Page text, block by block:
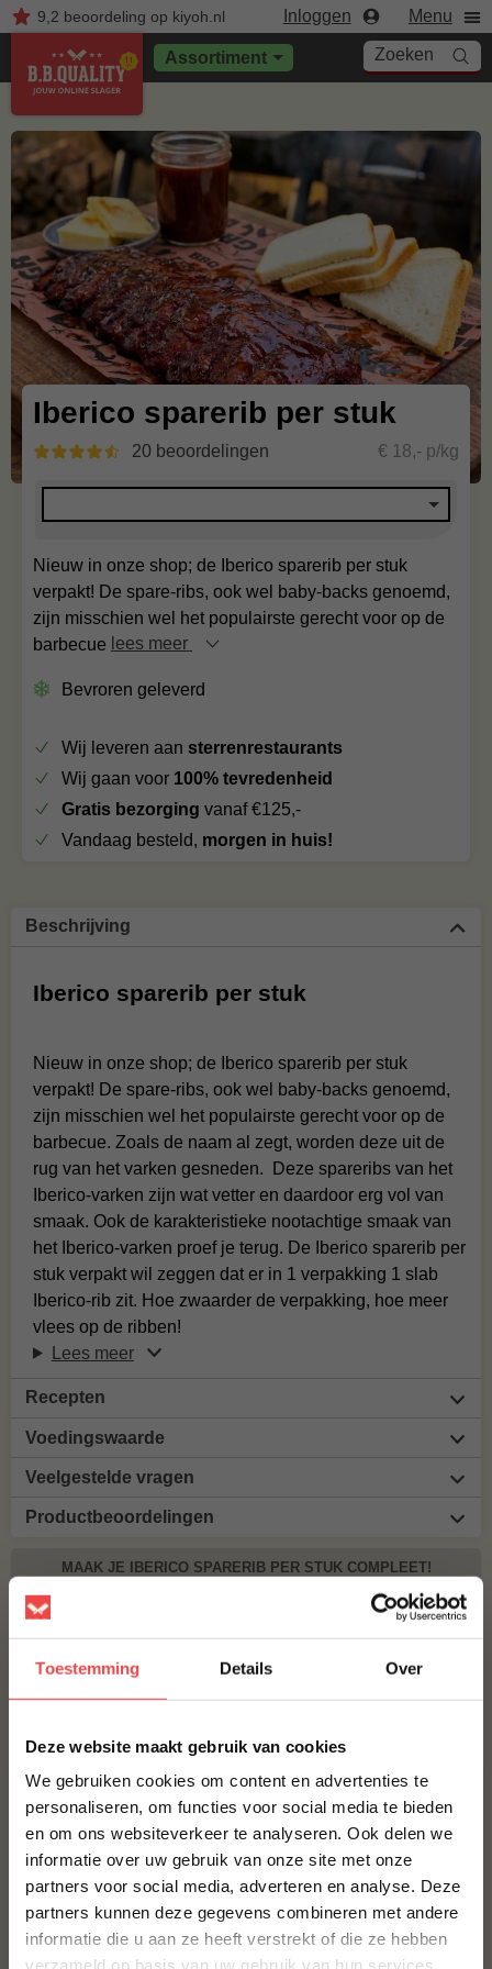
Toestemming Details Over
Deze website maakt gebruik van cookies
We gebruiken cookies om content en advertenties te
personaliseren, om functies voor social media te bieden
en om ons websiteverkeer te analyseren. Ook delen we
informatie over uw gebruik van onze site met onze
partners voor social media, adverteren en analyse. Deze
partners kunnen deze gegevens combineren met andere
informatie die u aan ze heeft verstrekt of die ze hebben
verzameld op basis van uw gebruik van hun services.
9,2 beoordelingop kiyoh.nl Inloggen Menu
Assortiment Zoeken
Iberico sparerib per stuk
20 beoordelingen € 18,- p/kg
Nieuw in onze shop; de Iberico sparerib per stuk
verpakt! De spare-ribs, ook wel baby-backs genoemd,
zijn misschien wel het populairste gerecht voor op de
barbecue lees meer
Bevroren geleverd
Wij leveren aan sterrenrestaurants
Wij gaan voor 100% tevredenheid
Gratis bezorging vanaf €125,-
Vandaag besteld, morgen in huis!
Beschrijving
Iberico sparerib per stuk
Nieuw in onze shop; de Iberico sparerib per stuk
verpakt! De spare-ribs, ook wel baby-backs genoemd,
zijn misschien wel het populairste gerecht voor op de
barbecue. Zoals de naam al zegt, worden deze uit de
rug van het varken gesneden. Deze spareribs van het
Iberico-varken zijn wat vetter en daardoor erg vol van
smaak. Ook de karakteristieke nootachtige smaak van
het Iberico-varken proef je terug. De Iberico sparerib per
stuk verpakt wil zeggen dat er in 1 verpakking 1 slab
Iberico-rib zit. Hoe zwaarder de verpakking, hoe meer
vlees op de ribben!
Lees meer
Recepten
Voedingswaarde
Veelgestelde vragen
Productbeoordelingen
MAAK JE IBERICO SPARERIB PER STUK COMPLEET!
Procureur
10% korting op je
eerste bestelling*
Schrijf je in voor onze nieuwsbrief en ontvang direct
10% korting op jouw eerste bestelling.
VOORNAAM